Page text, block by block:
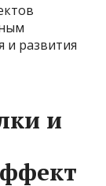
и развития
и